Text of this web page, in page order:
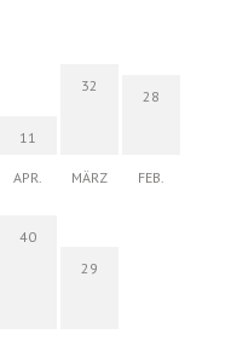
11
APR.
32
MÄRZ
28
FEB.
40
29